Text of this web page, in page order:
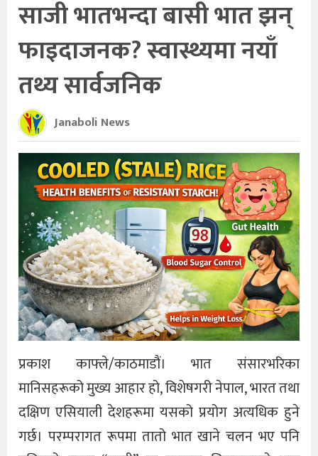
साजी भातभन्दा बासी भात झन्
फाइदाजनक? स्वास्थ्यमा नयाँ
तथ्य सार्वजनिक
Janaboli News
प्रकाश काफ्ले/काठमाडौं। भात संसारभरिका
मानिसहरूको मुख्य आहार हो, विशेषगरी नेपाल, भारत तथा
दक्षिण एसियाली देशहरूमा यसको प्रयोग अत्यधिक हुने
गर्छ। परम्परागत रूपमा तातो भात खाने चलन भए पनि